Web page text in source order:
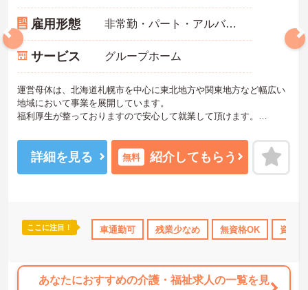
間休日110日以上 研修制度あり 産休･育休･介護休暇取得実績あり
雇用形態 非常勤・パート・アルバイト
サービス グループホーム
運営母体は、北海道札幌市を中心に東北地方や関東地方など幅広い
地域において事業を展開しています。
福利厚生が整っておりますので安心して就業して頂けます。
詳細を見る 無料 紹介してもらう
ここに注目！ 車通勤可 残業少なめ 無資格OK 資格
あなたにおすすめの介護・福祉求人の一覧を見